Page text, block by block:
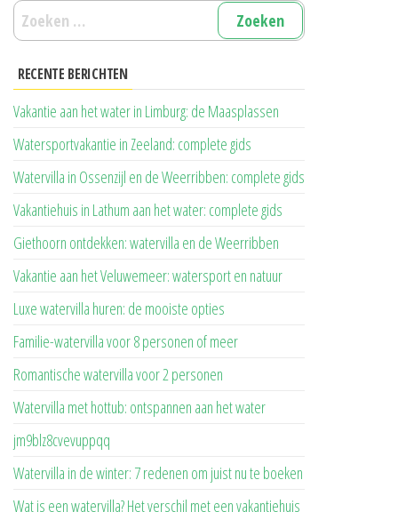
Zoeken
naar:
RECENTE BERICHTEN
Vakantie aan het water in Limburg: de Maasplassen
Watersportvakantie in Zeeland: complete gids
Watervilla in Ossenzijl en de Weerribben: complete gids
Vakantiehuis in Lathum aan het water: complete gids
Giethoorn ontdekken: watervilla en de Weerribben
Vakantie aan het Veluwemeer: watersport en natuur
Luxe watervilla huren: de mooiste opties
Familie-watervilla voor 8 personen of meer
Romantische watervilla voor 2 personen
Watervilla met hottub: ontspannen aan het water
jm9blz8cvevuppqq
Watervilla in de winter: 7 redenen om juist nu te boeken
Wat is een watervilla? Het verschil met een vakantiehuis